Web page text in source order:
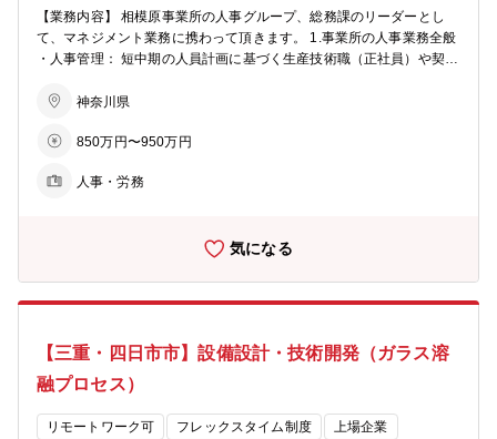
の経験がそのまま武器になり、入社直後から高い価値を発揮できま
す。 ・ 安全の専門性が身につき、キャリア価値が高まる 教育・法
令・設備・化学物質・リスクアセスメントなど、EHS分野の幅広い専
経営と現場をつなぐ役割を担い、組織全体への影響度が大きいポジシ
みが現場の安全レベル向上として目に見えて反映されます。 ・ 多部
など幅広い関係者と関わり、組織を動かす経験が得られます。 ・ 安
献できます。 ・ 将来のキャリアパスが豊富 安全管理者、拠点EHS責
社会的価値の高い仕事で、誇りを持って働ける 社員の安全・健康を守
るという社会的使命を担い、高い意義を感じられるポジションです。
【業務内容】 相模原事業所の人事グループ、総務課のリーダーとし
て、マネジメント業務に携わって頂きます。 1.事業所の人事業務全般
・人事管理： 短中期の人員計画に基づく生産技術職（正社員）や契約
考課制度、育成制度の運用管理および実行支援 ・労政： 労使（事業
使関係のマネジメント ・福利厚生： 事業所の福利厚生施策・健康管
務全般 ・来客対応サポート、各種事業所行事、敷地管理、捗外 ・QC
ィブテクノロジー事業部門 業務支援部 【組織構成】 相模原グルー
全体の統括する立場での活躍もあり得ます。さらに、グローバルに活
躍できるポジションをお任せすることも可能です。 【本ポジションの
魅力】 相模原事業所はクリエイティブテクノロジー事業部門の中枢を
なす事業所であり、中長期的に事業拡大が図られていく中で、「人」
神奈川県
850万円〜950万円
人事・労務
気になる
【三重・四日市市】設備設計・技術開発（ガラス溶
融プロセス）
リモートワーク可 フレックスタイム制度 上場企業